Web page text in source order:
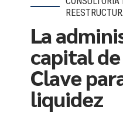
La
capital
Clave
liquidez